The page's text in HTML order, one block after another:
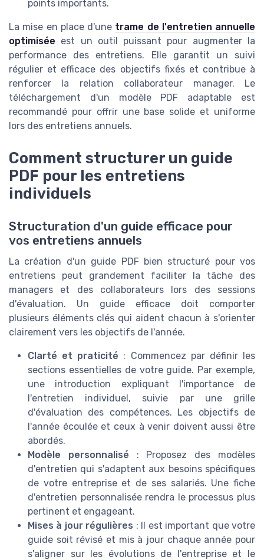
points importants.
La mise en place d'une trame de l'entretien annuelle
optimisée est un outil puissant pour augmenter la
performance des entretiens. Elle garantit un suivi
régulier et efficace des objectifs fixés et contribue à
renforcer la relation collaborateur manager. Le
téléchargement d'un modèle PDF adaptable est
recommandé pour offrir une base solide et uniforme
lors des entretiens annuels.
Comment structurer un guide
PDF pour les entretiens
individuels
Structuration d'un guide efficace pour
vos entretiens annuels
La création d'un guide PDF bien structuré pour vos
entretiens peut grandement faciliter la tâche des
managers et des collaborateurs lors des sessions
d'évaluation. Un guide efficace doit comporter
plusieurs éléments clés qui aident chacun à s'orienter
clairement vers les objectifs de l'année.
Clarté et praticité : Commencez par définir les
sections essentielles de votre guide. Par exemple,
une introduction expliquant l'importance de
l'entretien individuel, suivie par une grille
d'évaluation des compétences. Les objectifs de
l'année écoulée et ceux à venir doivent aussi être
abordés.
Modèle personnalisé : Proposez des modèles
d'entretien qui s'adaptent aux besoins spécifiques
de votre entreprise et de ses salariés. Une fiche
d'entretien personnalisée rendra le processus plus
pertinent et engageant.
Mises à jour régulières : Il est important que votre
guide soit révisé et mis à jour chaque année pour
s'aligner sur les évolutions de l'entreprise et le